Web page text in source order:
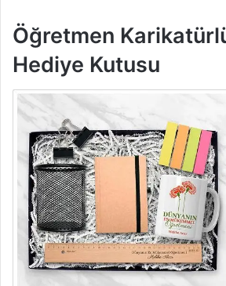
Öğretmen
Hediye Kutusu